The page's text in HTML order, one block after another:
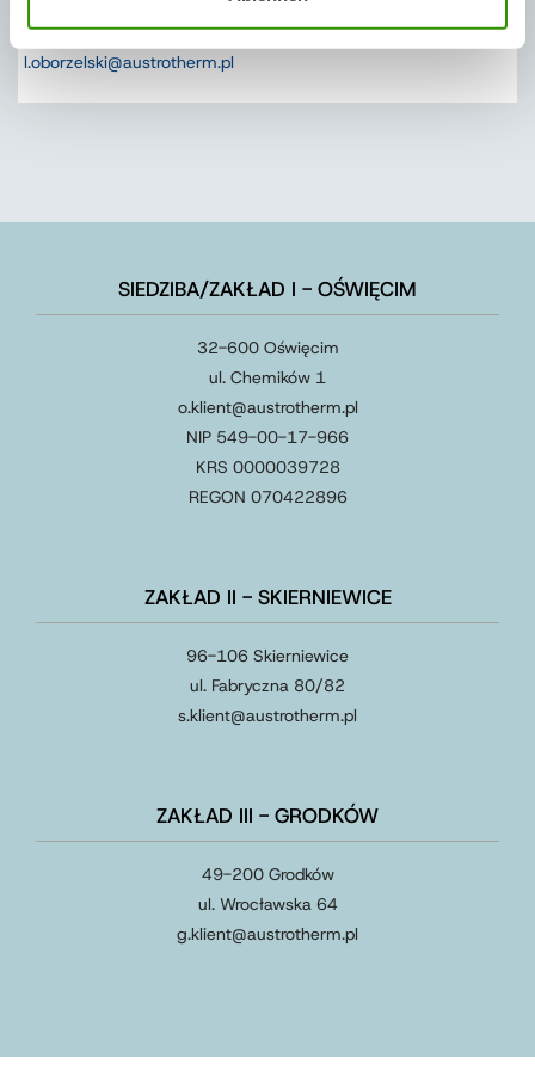
l.oborzelski@austrotherm.pl
SIEDZIBA/ZAKŁAD I - OŚWIĘCIM
32-600 Oświęcim
ul. Chemików 1
o.klient@austrotherm.pl
NIP 549-00-17-966
KRS 0000039728
REGON 070422896
ZAKŁAD II - SKIERNIEWICE
96-106 Skierniewice
ul. Fabryczna 80/82
s.klient@austrotherm.pl
ZAKŁAD III - GRODKÓW
49-200 Grodków
ul. Wrocławska 64
g.klient@austrotherm.pl